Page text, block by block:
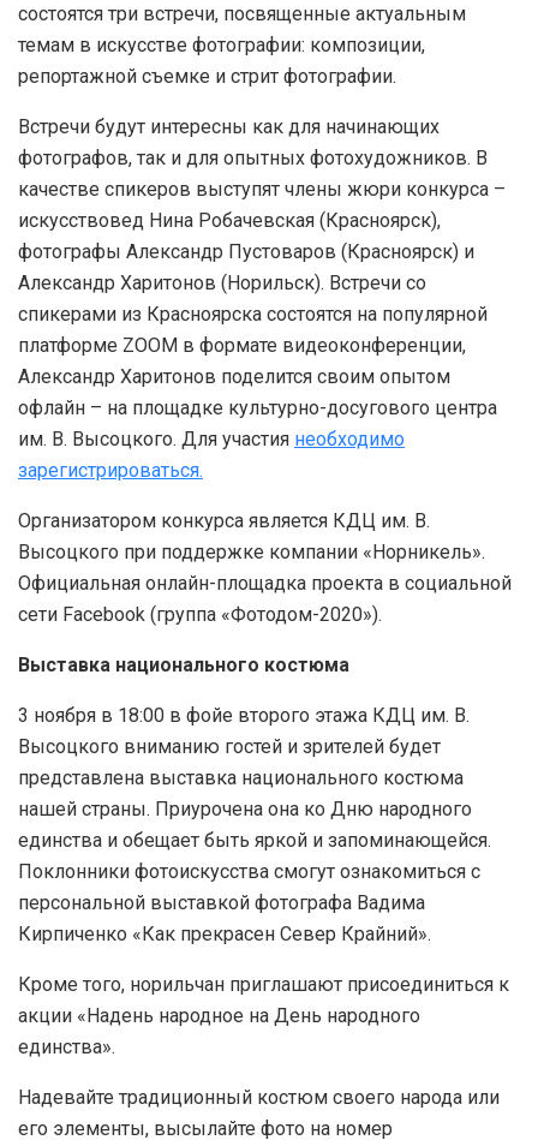
состоятся три встречи, посвященные актуальным
темам в искусстве фотографии: композиции,
репортажной съемке и стрит фотографии.
Встречи будут интересны как для начинающих
фотографов, так и для опытных фотохудожников. В
качестве спикеров выступят члены жюри конкурса –
искусствовед Нина Робачевская (Красноярск),
фотографы Александр Пустоваров (Красноярск) и
Александр Харитонов (Норильск). Встречи со
спикерами из Красноярска состоятся на популярной
платформе ZOOM в формате видеоконференции,
Александр Харитонов поделится своим опытом
офлайн – на площадке культурно-досугового центра
им. В. Высоцкого. Для участия необходимо
зарегистрироваться.
Организатором конкурса является КДЦ им. В.
Высоцкого при поддержке компании «Норникель».
Официальная онлайн-площадка проекта в социальной
сети Facebook (группа «Фотодом-2020»).
Выставка национального костюма
3 ноября в 18:00 в фойе второго этажа КДЦ им. В.
Высоцкого вниманию гостей и зрителей будет
представлена выставка национального костюма
нашей страны. Приурочена она ко Дню народного
единства и обещает быть яркой и запоминающейся.
Поклонники фотоискусства смогут ознакомиться с
персональной выставкой фотографа Вадима
Кирпиченко «Как прекрасен Север Крайний».
Кроме того, норильчан приглашают присоединиться к
акции «Надень народное на День народного
единства».
Надевайте традиционный костюм своего народа или
его элементы, высылайте фото на номер